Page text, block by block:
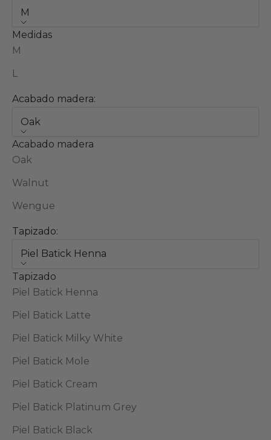
M
Medidas
M
L
Acabado madera:
Oak
Acabado madera
Oak
Walnut
Wengue
Tapizado:
Piel Batick Henna
Tapizado
Piel Batick Henna
Piel Batick Latte
Piel Batick Milky White
Piel Batick Mole
Piel Batick Cream
Piel Batick Platinum Grey
Piel Batick Black